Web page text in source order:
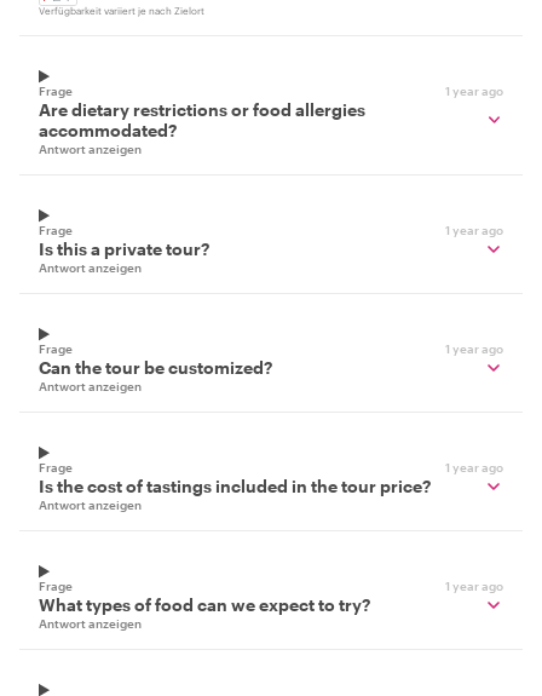
Verfügbarkeit variiert je nach Zielort
Frage 1 year ago
Are dietary restrictions or food allergies
accommodated?
Antwort anzeigen
Frage 1 year ago
Is this a private tour?
Antwort anzeigen
Frage 1 year ago
Can the tour be customized?
Antwort anzeigen
Frage 1 year ago
Is the cost of tastings included in the tour price?
Antwort anzeigen
Frage 1 year ago
What types of food can we expect to try?
Antwort anzeigen